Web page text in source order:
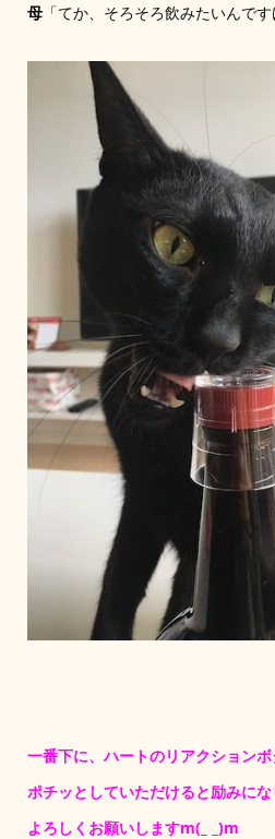
母「てか、そろそろ飲みたいんです
一番下に、ハートのリアクションボ
ポチッとしていただけると励みにな
よろしくお願いしますm(_ _)m